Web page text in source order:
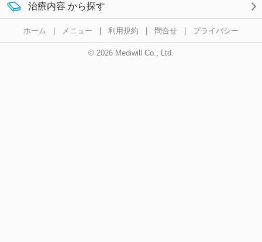
治療内容 から探す
ホーム | メニュー | 利用規約 | 問合せ | プライバシー
© 2026 Mediwill Co., Ltd.